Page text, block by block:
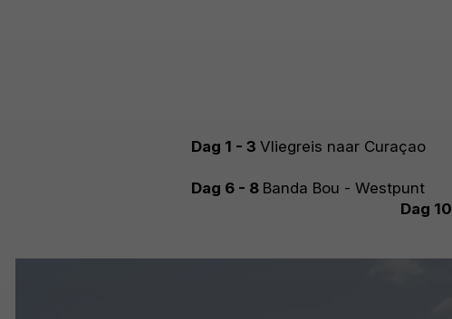
Dag 1 - 3Vliegreis naar Curaçao
Dag 6 - 8 Banda Bou - Westpunt
Dag 10